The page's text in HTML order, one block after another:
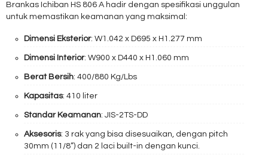
Brankas Ichiban HS 806 A hadir dengan spesifikasi unggulan
untuk memastikan keamanan yang maksimal:
Dimensi Eksterior: W1.042 x D695 x H1.277 mm
Dimensi Interior: W900 x D440 x H1.060 mm
Berat Bersih: 400/880 Kg/Lbs
Kapasitas: 410 liter
Standar Keamanan: JIS-2TS-DD
Aksesoris: 3 rak yang bisa disesuaikan, dengan pitch
30mm (11/8”) dan 2 laci built-in dengan kunci.